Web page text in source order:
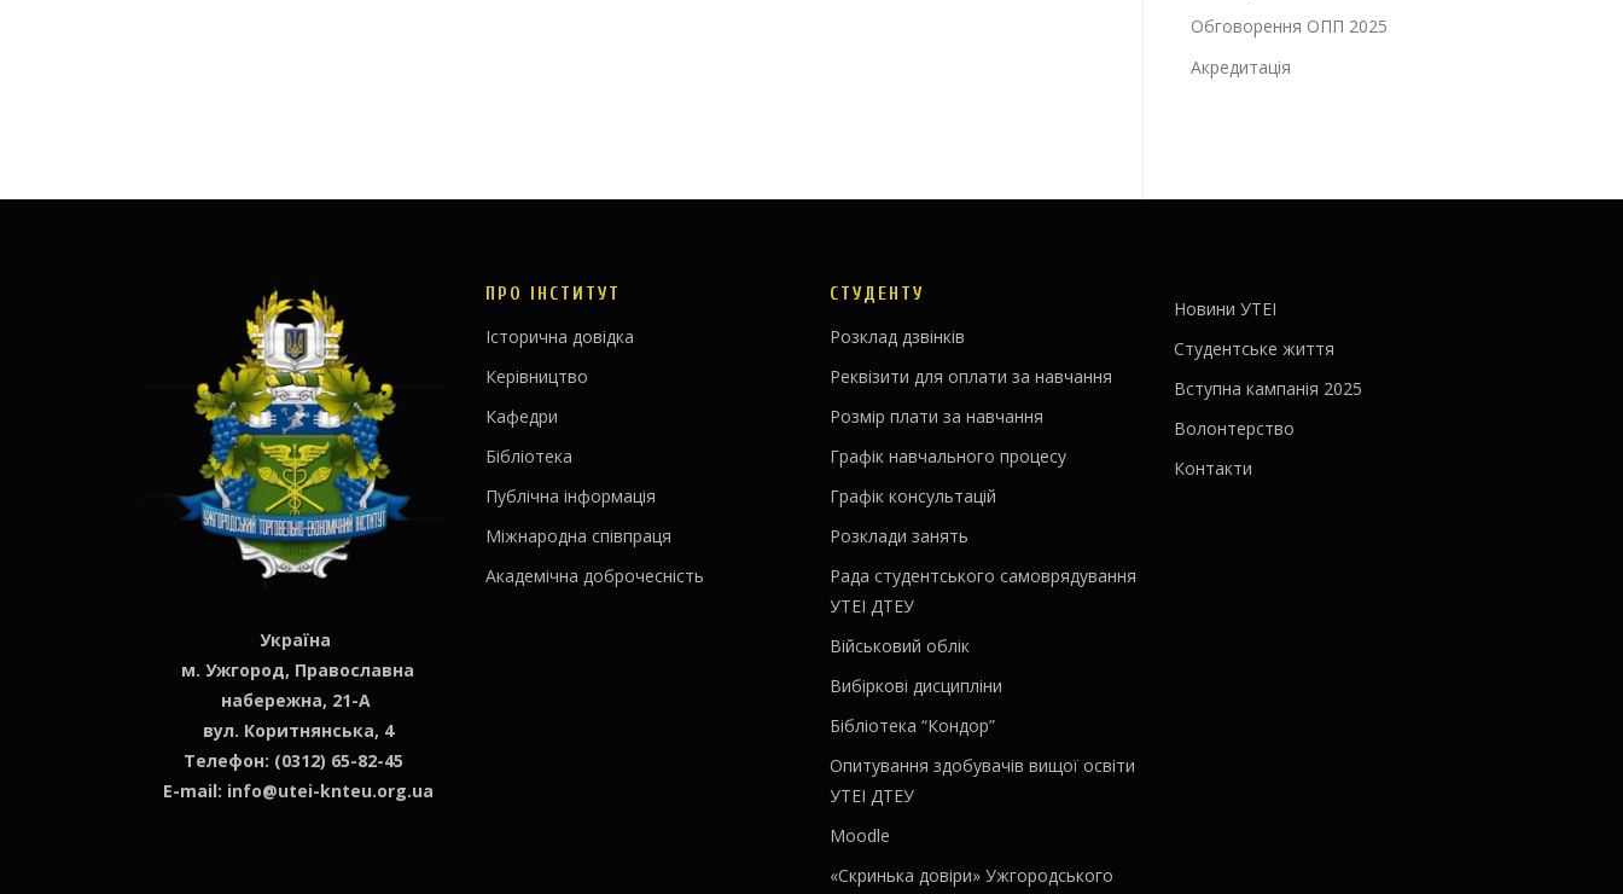
Обговорення ОПП 2025
Акредитація
Україна
м. Ужгород, Православна
набережна, 21-А
вул. Коритнянська, 4
Телефон: (0312) 65-82-45
E-mail: info@utei-knteu.org.ua
ПРО ІНСТИТУТ
Історична довідка
Керівництво
Кафедри
Бібліотека
Публічна інформація
Міжнародна співпраця
Академічна доброчесність
СТУДЕНТУ
Розклад дзвінків
Реквізити для оплати за навчання
Розмір плати за навчання
Графік навчального процесу
Графік консультацій
Розклади занять
Рада студентського самоврядування
УТЕІ ДТЕУ
Військовий облік
Вибіркові дисципліни
Бібліотека “Кондор”
Опитування здобувачів вищої освіти
УТЕІ ДТЕУ
Moodle
«Скринька довіри» Ужгородського
Новини УТЕІ
Студентське життя
Вступна кампанія 2025
Волонтерство
Контакти